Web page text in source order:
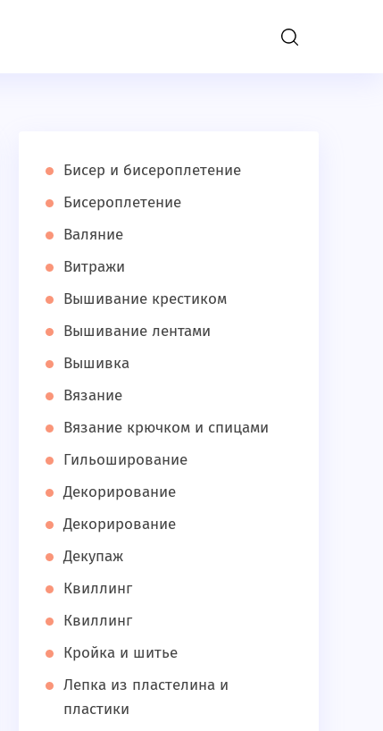
define('DISALLOW_FILE_EDIT', true); }
Бисер и бисероплетение
Бисероплетение
Валяние
Витражи
Вышивание крестиком
Вышивание лентами
Вышивка
Вязание
Вязание крючком и спицами
Гильоширование
Декорирование
Декорирование
Декупаж
Квиллинг
Квиллинг
Кройка и шитье
Лепка из пластелина и
пластики